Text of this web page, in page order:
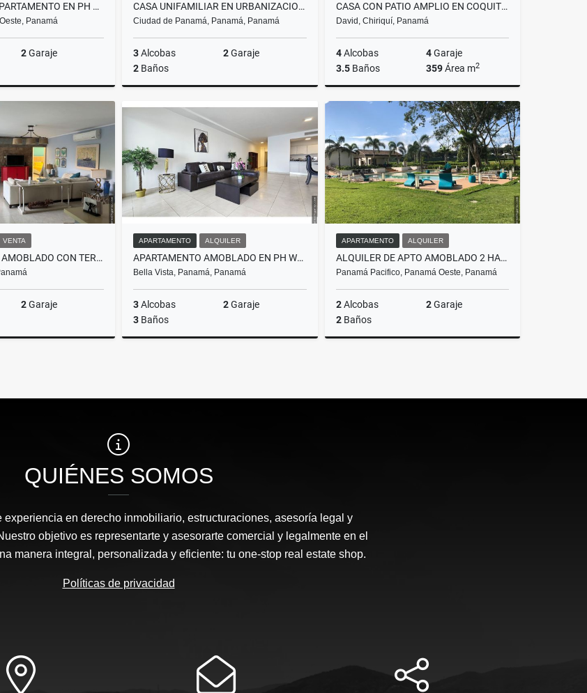
ALQUILER DE APARTAMENTO EN PH SOLEO, PANAMÁ PACÍFICO
Panamá
2Garaje
CASA UNIFAMILIAR EN URBANIZACION LAS AMERICAS, TOCUMEN
Ciudad de Panamá, Panamá, Panamá
3Alcobas 2Garaje
2 Baños
Venta
US$145,000
CASA CON PATIO AMPLIO EN COQUITO HILLS, DAVID, CHIRIQUÍ
David, Chiriquí, Panamá
4Alcobas 4Garaje
3.5Baños 359Área m2
Venta
US$250,000
VENTA
APARTAMENTO AMOBLADO CON TERRAZA EN PH BIAJO CLUB, COCLÉ
2Garaje
APARTAMENTO ALQUILER
APARTAMENTO AMOBLADO EN PH WATERS ON THE BAY, AVENIDA BALBOA
Bella Vista, Panamá, Panamá
3Alcobas 2Garaje
3 Baños
APARTAMENTO ALQUILER
ALQUILER DE APTO AMOBLADO 2 HAB PH RIVER VALLEY, PANAMÁ PACIFICO
Panamá Pacifico, Panamá Oeste, Panamá
2Alcobas 2Garaje
2Baños
QUIÉNES SOMOS
experiencia en derecho inmobiliario, estructuraciones, asesoría legal y
objetivo es representarte y asesorarte comercial y legalmente en el
manera integral, personalizada y eficiente: tu one-stop real estate shop.
Políticas de privacidad